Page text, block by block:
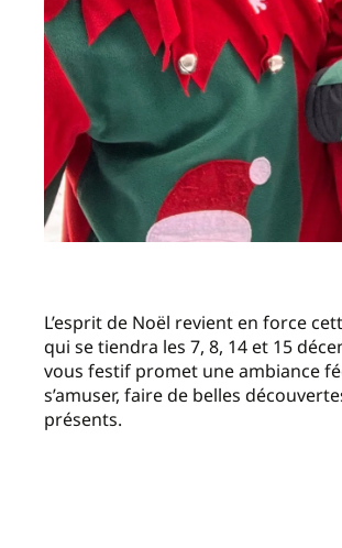
L’esprit de Noël revient en force
qui se tiendra les 7, 8, 14 et 15
vous festif promet une ambiance
s’amuser, faire de belles
présents.